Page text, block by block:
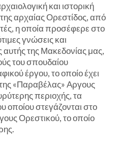
και ιστορική
αρχαίας Ορεστίδος, από
η οποία προσέφερε στο
γνώσεις και
της Μακεδονίας μας,
του σπουδαίου
έργου, το οποίο έχει
«Παραβέλας» Αργους
περιοχής, τα
οποίου στεγάζονται στο
Ορεστικού, το οποίο